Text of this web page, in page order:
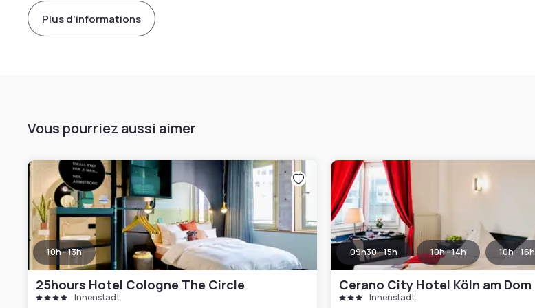
Plus d'informations
Vous pourriez aussi aimer
10h - 13h
25hours Hotel Cologne The Circle
Innenstadt
09h30 - 15h 10h - 14h 10h - 16h
Cerano City Hotel Köln am Dom
Innenstadt